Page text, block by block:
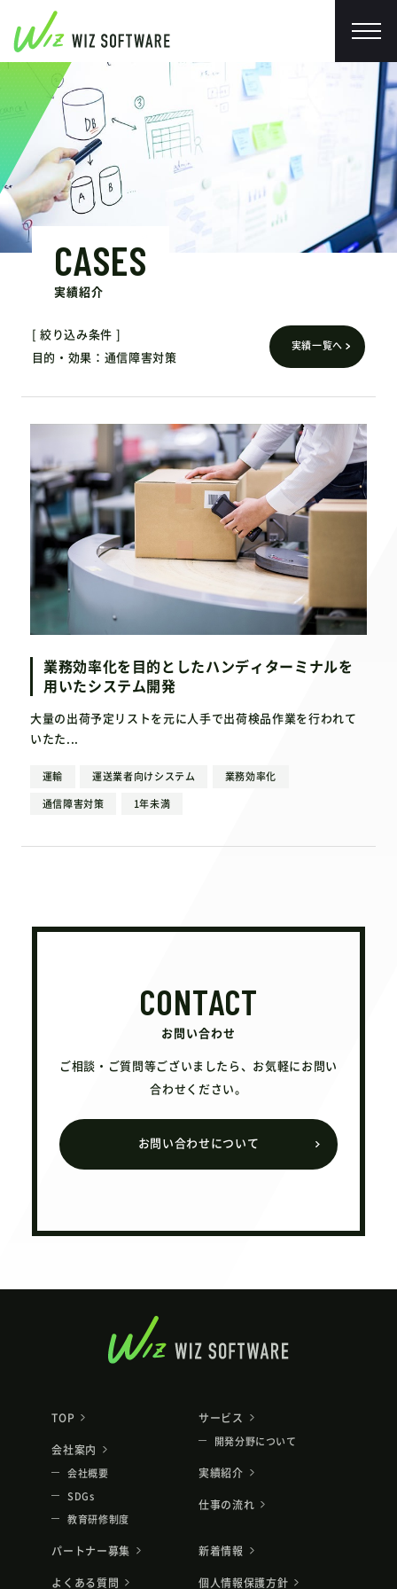
CASES
実績紹介
絞り込み条件
目的・効果
通信障害対策
実績一覧へ
業務効率化を目的としたハンディターミナルを
用いたシステム開発
大量の出荷予定リストを元に人手で出荷検品作業を行われて
いたた...
運輸 運送業者向けシステム 業務効率化
通信障害対策 1年未満
CONTACT
お問い合わせ
ご相談・ご質問等ございましたら、お気軽にお問い
合わせください。
お問い合わせについて
TOP
会社案内
会社概要
SDGs
教育研修制度
サービス
開発分野について
実績紹介
仕事の流れ
パートナー募集
よくある質問
新着情報
個人情報保護方針